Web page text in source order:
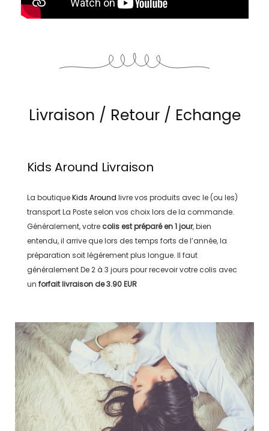
Livraison / Retour / Echange
Kids Around Livraison
La boutiqueKids Around livre vos produits avec le (ou les)
transportLa Posteselon vos choix lors de la commande.
Généralement, votre colis est préparé en1 jour, bien
entendu, il arrive que lors des temps forts de l’année, la
préparation soit légérement plus longue. Il faut
généralementDe 2 à 3 jours pour recevoir votre colis avec
un forfait livraison de3.90 EUR